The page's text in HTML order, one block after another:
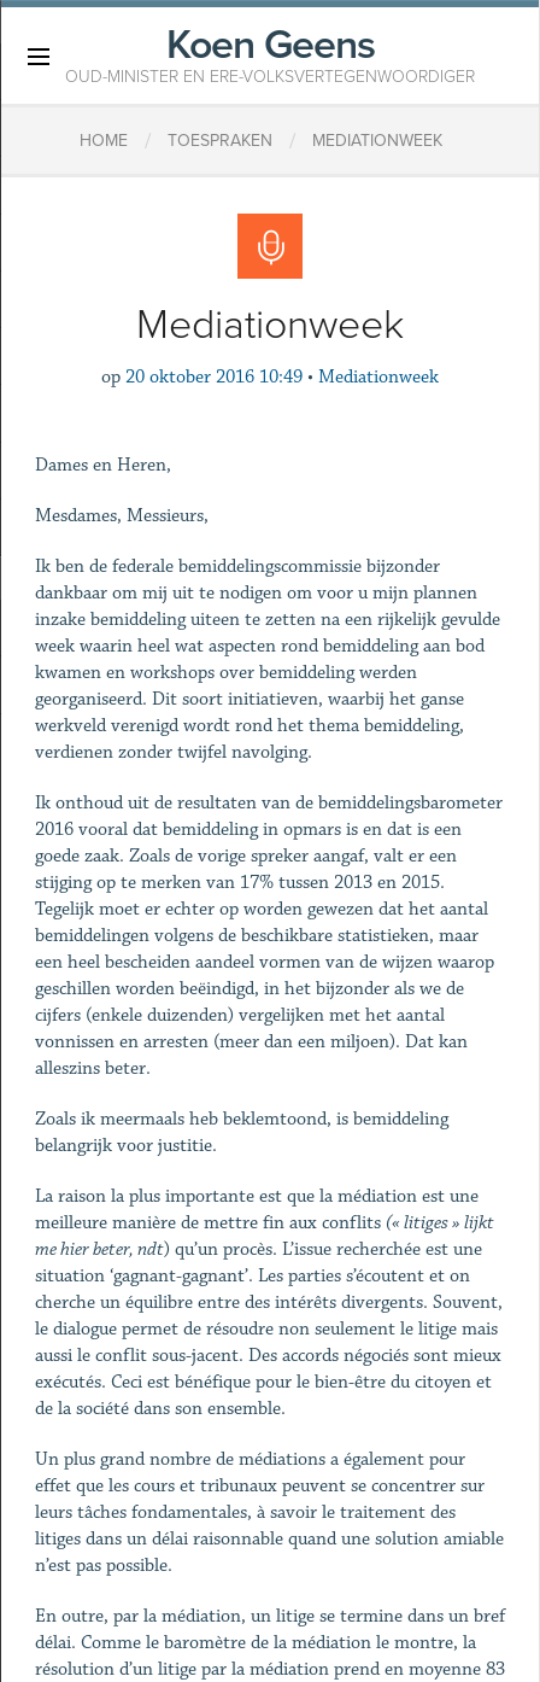
Koen Geens
OUD-MINISTER EN ERE-VOLKSVERTEGENWOORDIGER
HOME / TOESPRAKEN / MEDIATIONWEEK
Mediationweek
op 20 oktober 2016 10:49 • Mediationweek
Dames en Heren,
Mesdames, Messieurs,
Ik ben de federale bemiddelingscommissie bijzonder
dankbaar om mij uit te nodigen om voor u mijn plannen
inzake bemiddeling uiteen te zetten na een rijkelijk gevulde
week waarin heel wat aspecten rond bemiddeling aan bod
kwamen en workshops over bemiddeling werden
georganiseerd. Dit soort initiatieven, waarbij het ganse
werkveld verenigd wordt rond het thema bemiddeling,
verdienen zonder twijfel navolging.
Ik onthoud uit de resultaten van de bemiddelingsbarometer
2016 vooral dat bemiddeling in opmars is en dat is een
goede zaak. Zoals de vorige spreker aangaf, valt er een
stijging op te merken van 17% tussen 2013 en 2015.
Tegelijk moet er echter op worden gewezen dat het aantal
bemiddelingen volgens de beschikbare statistieken, maar
een heel bescheiden aandeel vormen van de wijzen waarop
geschillen worden beëindigd, in het bijzonder als we de
cijfers (enkele duizenden) vergelijken met het aantal
vonnissen en arresten (meer dan een miljoen). Dat kan
alleszins beter.
Zoals ik meermaals heb beklemtoond, is bemiddeling
belangrijk voor justitie.
La raison la plus importante est que la médiation est une
meilleure manière de mettre fin aux conflits (« litiges » lijkt
me hier beter, ndt) qu’un procès. L’issue recherchée est une
situation ‘gagnant-gagnant’. Les parties s’écoutent et on
cherche un équilibre entre des intérêts divergents. Souvent,
le dialogue permet de résoudre non seulement le litige mais
aussi le conflit sous-jacent. Des accords négociés sont mieux
exécutés. Ceci est bénéfique pour le bien-être du citoyen et
de la société dans son ensemble.
Un plus grand nombre de médiations a également pour
effet que les cours et tribunaux peuvent se concentrer sur
leurs tâches fondamentales, à savoir le traitement des
litiges dans un délai raisonnable quand une solution amiable
n’est pas possible.
En outre, par la médiation, un litige se termine dans un bref
délai. Comme le baromètre de la médiation le montre, la
résolution d’un litige par la médiation prend en moyenne 83